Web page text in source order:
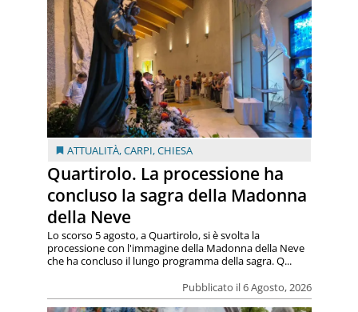
ATTUALITÀ,CARPI,CHIESA
Quartirolo. La processione ha
concluso la sagra della Madonna
della Neve
Pubblicato il 6 Agosto, 2026
Lo scorso 5 agosto, a Quartirolo, si è svolta la
processione con l'immagine della Madonna della Neve
che ha concluso il lungo programma della sagra. Q...